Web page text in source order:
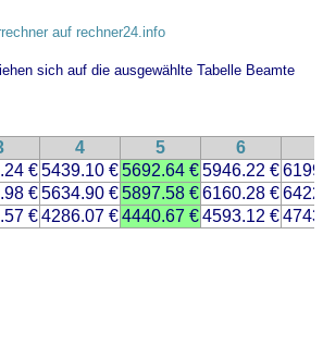
auf rechner24.info
sich auf die ausgewählte Tabelle Beamte
4 5 6
€5439.10 €5692.64 €5946.22 €
€5634.90 €5897.58 €6160.28 €
€4286.07 €4440.67 €4593.12 €